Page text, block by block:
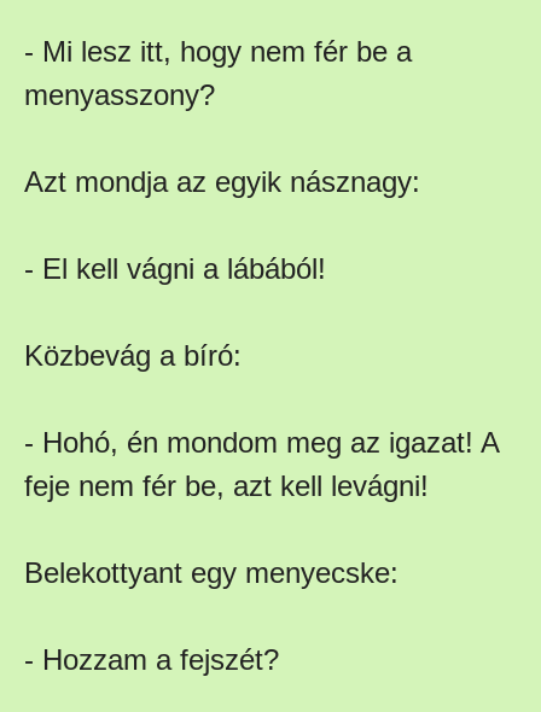
- Mi lesz itt, hogy nem fér be a
menyasszony?
Azt mondja az egyik násznagy:
- El kell vágni a lábából!
Közbevág a bíró:
- Hohó, én mondom meg az igazat! A
feje nem fér be, azt kell levágni!
Belekottyant egy menyecske:
- Hozzam a fejszét?